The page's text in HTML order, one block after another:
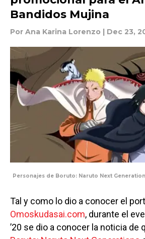
Bandidos Mujina
Por Ana Karina Lorenzo | Dec 23,
Personajes de Boruto: Naruto Next
Tal y como lo dio a conocer el
Omoskudasai.com, durante el
’20 se dio a conocer la noticia de